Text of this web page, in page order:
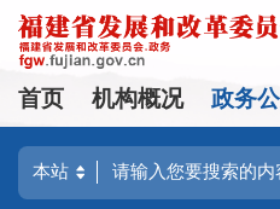
首页 机构概况 政务